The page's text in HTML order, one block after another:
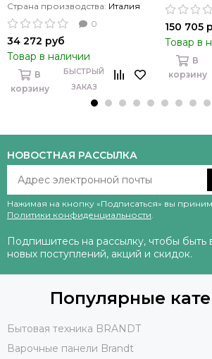
Страна производства: Италия
0
34 272 руб
Товар в наличии
В
корзину
БЫСТРЫЙ
ЗАКАЗ
150 705
Товар в
В
корзину
НОВОСТНАЯ РАССЫЛКА
Нажимая на кнопку «Подписаться» вы
Политики конфиденциальности.
Подпишитесь на рассылку, чтобы быть
новых поступлений, акций и скидок.
Популярные
Бытовая техника BRANDT
Варочные панели Brandt